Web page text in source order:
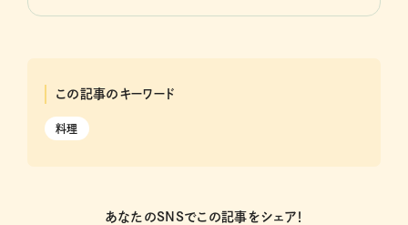
この記事のキーワード
料理
あなたのSNSでこの記事をシェア！